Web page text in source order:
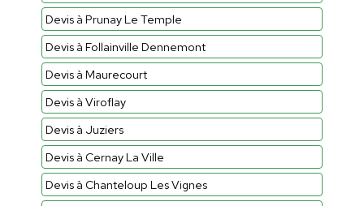
Devis à Prunay Le Temple
Devis à Follainville Dennemont
Devis à Maurecourt
Devis à Viroflay
Devis à Juziers
Devis à Cernay La Ville
Devis à Chanteloup Les Vignes